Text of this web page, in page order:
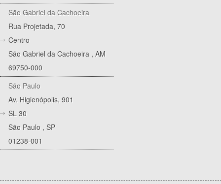
São Gabriel da Cachoeira
Rua Projetada, 70
Centro
São Gabriel da Cachoeira , AM
69750-000
São Paulo
Av. Higienópolis, 901
SL 30
São Paulo , SP
01238-001